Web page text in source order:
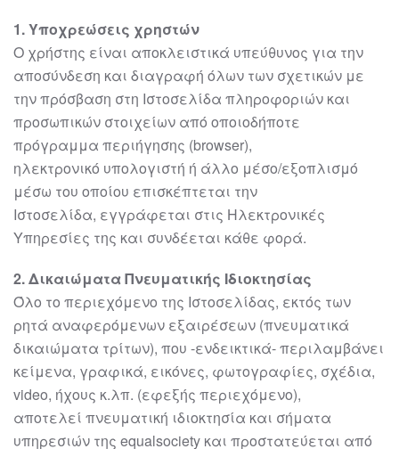
1.Υποχρεώσεις χρηστών
Ο χρήστης είναι αποκλειστικά υπεύθυνος για την
αποσύνδεση και διαγραφή όλων των σχετικών με
την πρόσβαση στη Ιστοσελίδα πληροφοριών και
προσωπικών στοιχείων από οποιοδήποτε
πρόγραμμα περιήγησης (browser),
ηλεκτρονικό υπολογιστή ή άλλο μέσο/εξοπλισμό
μέσω του οποίου επισκέπτεται την
Ιστοσελίδα, εγγράφεται στις Ηλεκτρονικές
Υπηρεσίες της και συνδέεται κάθε φορά.
2. Δικαιώματα Πνευματικής Ιδιοκτησίας
Όλο το περιεχόμενο της Ιστοσελίδας, εκτός των
ρητά αναφερόμενων εξαιρέσεων (πνευματικά
δικαιώματα τρίτων), που -ενδεικτικά-περιλαμβάνει
κείμενα, γραφικά, εικόνες, φωτογραφίες, σχέδια,
video, ήχους κ.λπ. (εφεξής περιεχόμενο),
αποτελεί πνευματική ιδιοκτησία και σήματα
υπηρεσιών της equalsociety και προστατεύεται από